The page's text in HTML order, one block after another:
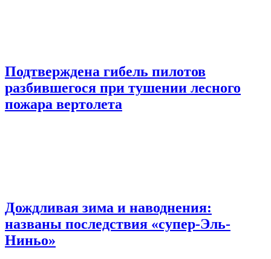
Подтверждена гибель пилотов
разбившегося при тушении лесного
пожара вертолета
Дождливая зима и наводнения:
названы последствия «супер-Эль-
Ниньо»